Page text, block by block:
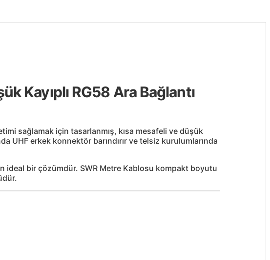
Kayıplı RG58 Ara Bağlantı
sağlamak için tasarlanmış, kısa mesafeli ve düşük
UHF erkek konnektör barındırır ve telsiz kurulumlarında
ideal bir çözümdür. SWR Metre Kablosu kompakt boyutu